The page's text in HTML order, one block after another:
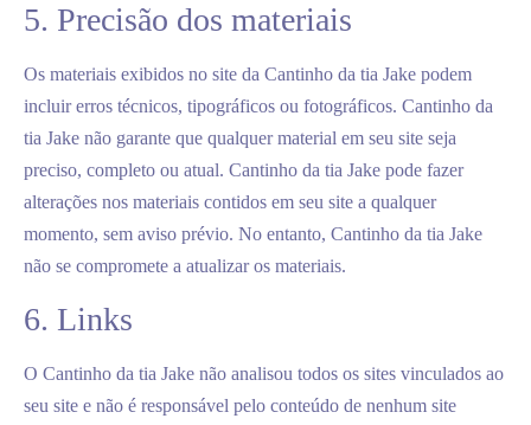
5. Precisão dos materiais
Os materiais exibidos no site da Cantinho da tia Jake podem
incluir erros técnicos, tipográficos ou fotográficos. Cantinho da
tia Jake não garante que qualquer material em seu site seja
preciso, completo ou atual. Cantinho da tia Jake pode fazer
alterações nos materiais contidos em seu site a qualquer
momento, sem aviso prévio. No entanto, Cantinho da tia Jake
não se compromete a atualizar os materiais.
6. Links
O Cantinho da tia Jake não analisou todos os sites vinculados ao
seu site e não é responsável pelo conteúdo de nenhum site